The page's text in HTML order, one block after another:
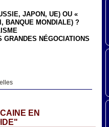
JAPON, UE) OU «
BANQUE MONDIALE) ?
NÉGOCIATIONS
EN